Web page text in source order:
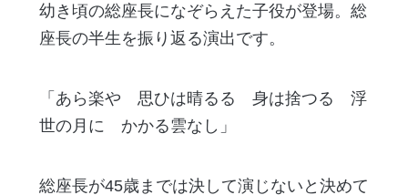
幼き頃の総座長になぞらえた子役が登場。総
座長の半生を振り返る演出です。
「あら楽や 思ひは晴るる 身は捨つる 浮
世の月に かかる雲なし」
総座長が45歳までは決して演じないと決めて